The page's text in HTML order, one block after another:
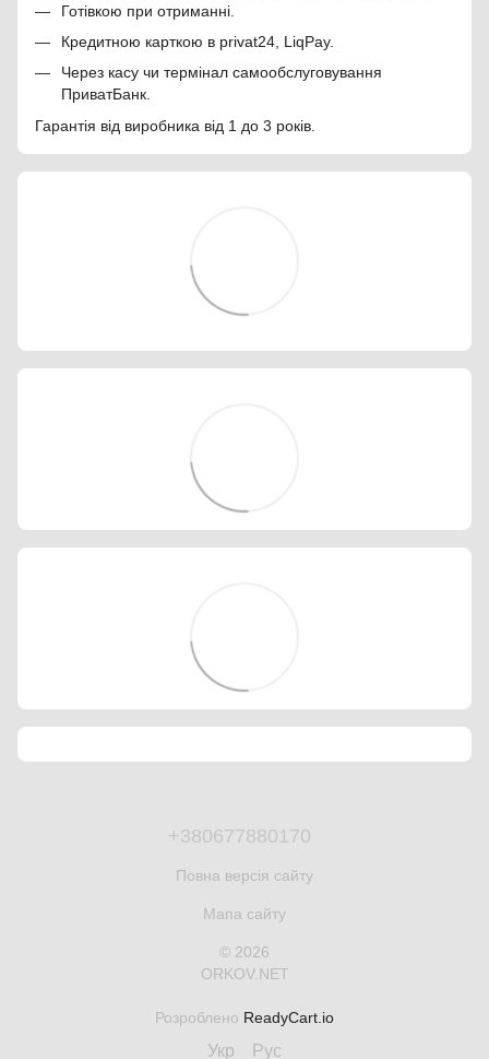
Готівкою при отриманні.
Кредитною карткою в privat24, LiqPay.
Через касу чи термінал самообслуговування
ПриватБанк.
Гарантія від виробника від 1 до 3 років.
+380677880170
Повна версія сайту
Мапа сайту
© 2026
ORKOV.NET
Розроблено ReadyCart.io
Укр Рус